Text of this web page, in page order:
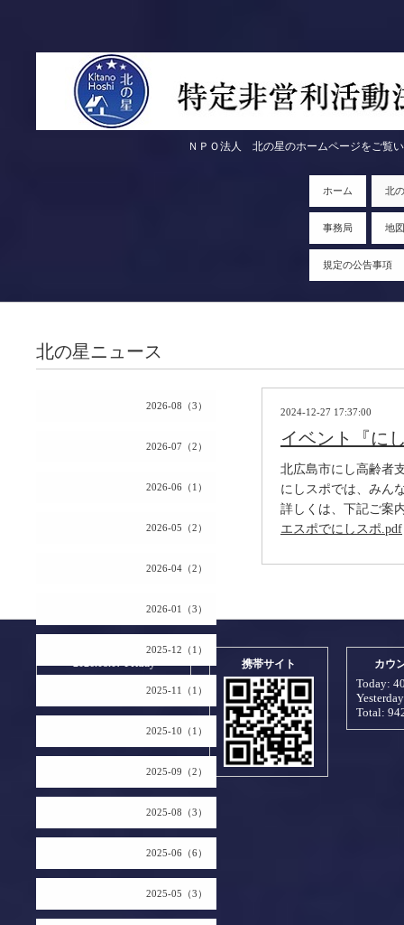
ＮＰＯ法人 北の星のホームページをご覧いただきま
ホーム 北
事務局 地図
規定の公告事項
2026-08（3）
2026-07（2）
2026-06（1）
2026-05（2）
2026-04（2）
2026-01（3）
2025-12（1）
2025-11（1）
2025-10（1）
2025-09（2）
2025-08（3）
2025-06（6）
2025-05（3）
北の星ニュース
2024-12-27 17:37:00
イベント『に
北広島市にし高齢者
にしスポでは、みん
詳しくは、下記ご案
エスポでにしスポ.pdf
2026.08.07 Friday 携帯サイト カウ
Today:
Total: